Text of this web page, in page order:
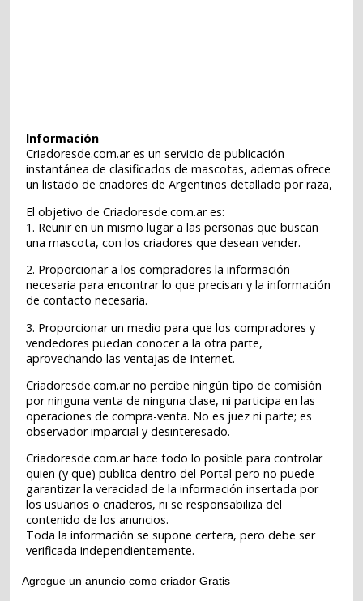
Información
Criadoresde.com.ar es un servicio de publicación
instantánea de clasificados de mascotas, ademas ofrece
un listado de criadores de Argentinos detallado por raza,
El objetivo de Criadoresde.com.ar es:
1. Reunir en un mismo lugar a las personas que buscan
una mascota, con los criadores que desean vender.
2. Proporcionar a los compradores la información
necesaria para encontrar lo que precisan y la información
de contacto necesaria.
3. Proporcionar un medio para que los compradores y
vendedores puedan conocer a la otra parte,
aprovechando las ventajas de Internet.
Criadoresde.com.ar no percibe ningún tipo de comisión
por ninguna venta de ninguna clase, ni participa en las
operaciones de compra-venta. No es juez ni parte; es
observador imparcial y desinteresado.
Criadoresde.com.ar hace todo lo posible para controlar
quien (y que) publica dentro del Portal pero no puede
garantizar la veracidad de la información insertada por
los usuarios o criaderos, ni se responsabiliza del
contenido de los anuncios.
Toda la información se supone certera, pero debe ser
verificada independientemente.
Agregue un anuncio como criador Gratis